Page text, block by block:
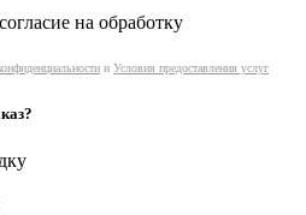
на обработку
и Условия предоставления услуг